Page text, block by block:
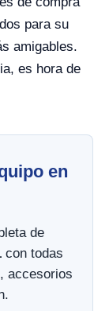
para su
amigables.
es hora de
en
de
con todas
accesorios